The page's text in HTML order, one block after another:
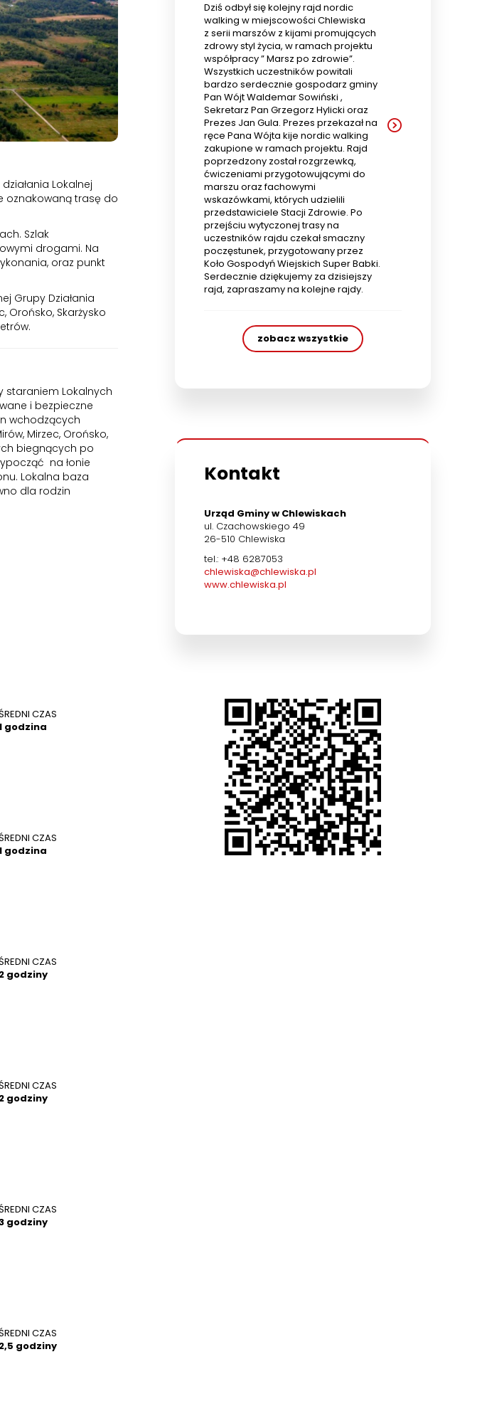
Lokalnej
oznakowaną trasę do
Szlak
drogami. Na
oraz punkt
Grupy Działania
Orońsko, Skarżysko
staraniem Lokalnych
i bezpieczne
wchodzących
Mirzec, Orońsko,
biegnących po
na łonie
Lokalna baza
dla rodzin
CZAS
godzina
CZAS
godzina
CZAS
2 godziny
CZAS
2 godziny
CZAS
godziny
CZAS
2,5 godziny
Dziś odbył się kolejny rajd nordic
walking w miejscowości Chlewiska
z serii marszów z kijami promujących
zdrowy styl życia, w ramach projektu
współpracy ” Marsz po zdrowie”.
Wszystkich uczestników powitali
bardzo serdecznie gospodarz gminy
Pan Wójt Waldemar Sowiński ,
Sekretarz Pan Grzegorz Hylicki oraz
Prezes Jan Gula. Prezes przekazał na
ręce Pana Wójta kije nordic walking
zakupione w ramach projektu. Rajd
poprzedzony został rozgrzewką,
ćwiczeniami przygotowującymi do
marszu oraz fachowymi
wskazówkami, których udzielili
przedstawiciele Stacji Zdrowie. Po
przejściu wytyczonej trasy na
uczestników rajdu czekał smaczny
poczęstunek, przygotowany przez
Koło Gospodyń Wiejskich Super Babki.
Serdecznie dziękujemy za dzisiejszy
rajd, zapraszamy na kolejne rajdy.
zobacz wszystkie
Kontakt
Urząd Gminy w Chlewiskach
ul. Czachowskiego 49
26-510 Chlewiska
tel.: +48 6287053
chlewiska@chlewiska.pl
www.chlewiska.pl